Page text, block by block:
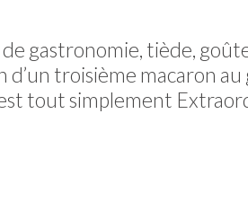
de gastronomie, tiède,
d’un troisième macaron au
tout simplement